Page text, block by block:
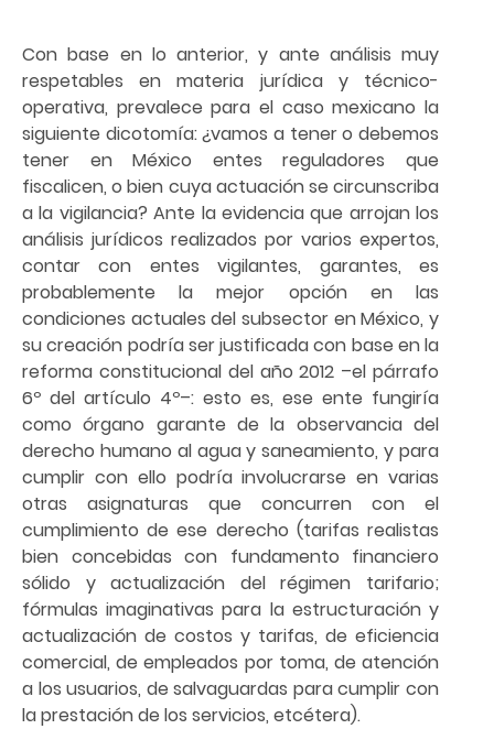
Con base en lo anterior, y ante análisis muy
respetables en materia jurídica y técnico-
operativa, prevalece para el caso mexicano la
siguiente dicotomía: ¿vamos a tener o debemos
tener en México entes reguladores que
fiscalicen, o bien cuya actuación se circunscriba
a la vigilancia? Ante la evidencia que arrojan los
análisis jurídicos realizados por varios expertos,
contar con entes vigilantes, garantes, es
probablemente la mejor opción en las
condiciones actuales del subsector en México, y
su creación podría ser justificada con base en la
reforma constitucional del año 2012 –el párrafo
6º del artículo 4º–: esto es, ese ente fungiría
como órgano garante de la observancia del
derecho humano al agua y saneamiento, y para
cumplir con ello podría involucrarse en varias
otras asignaturas que concurren con el
cumplimiento de ese derecho (tarifas realistas
bien concebidas con fundamento financiero
sólido y actualización del régimen tarifario;
fórmulas imaginativas para la estructuración y
actualización de costos y tarifas, de eficiencia
comercial, de empleados por toma, de atención
a los usuarios, de salvaguardas para cumplir con
la prestación de los servicios, etcétera).